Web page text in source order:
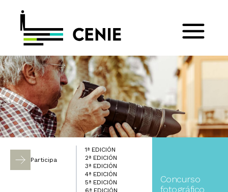
Participa
1ª EDICIÓN
2ª EDICIÓN
3ª EDICIÓN
4ª EDICIÓN
5ª EDICIÓN
6ª EDICIÓN
Concurso
fotográfico